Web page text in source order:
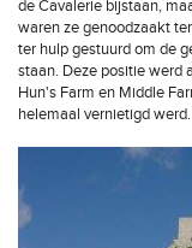
de Cavalerie bijstaan,
waren ze genoodzaakt
ter hulp gestuurd om de
staan. Deze positie werd
Hun's Farm en Middle
helemaal vernietigd werd.